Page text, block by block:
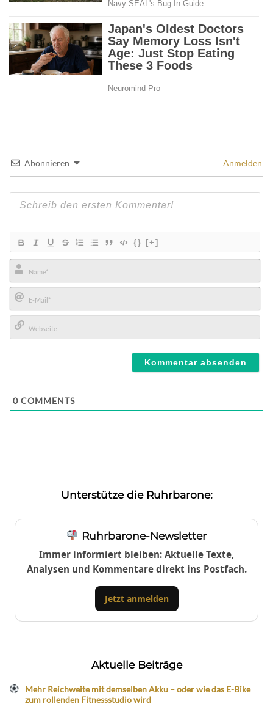
Abonnieren Anmelden
{} [+]
Name*
E-
Mail*
0 COMMENTS
Unterstütze die Ruhrbarone:
Ruhrbarone-Newsletter
Immer informiert bleiben: Aktuelle Texte,
Analysen und Kommentare direkt ins Postfach.
Jetzt anmelden
Aktuelle Beiträge
Mehr Reichweite mit demselben Akku – oder wie das E-Bike
zum rollenden Fitnessstudio wird